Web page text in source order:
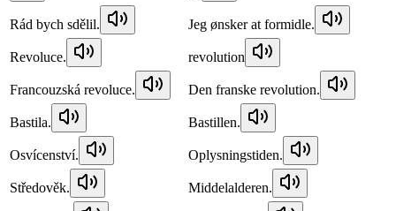
Rád bych sdělil. Jeg ønsker at formidle.
Revoluce. revolution
Francouzská revoluce. Den franske revolution.
Bastila. Bastillen.
Osvícenství. Oplysningstiden.
Středověk. Middelalderen.